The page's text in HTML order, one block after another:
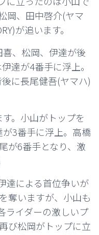
岡、田中啓介(ヤマ
が追います。
、松岡、伊達が後
達が4番手に浮上。
に長尾健吾(ヤマハ)
。小山がトップを
3番手に浮上。高橋
が6番手となり、激
達による首位争いが
奪いますが、小山も
ライダーの激しいプ
び松岡がトップに立